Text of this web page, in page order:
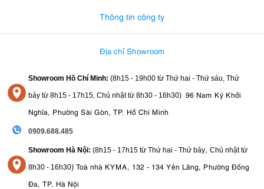
Thông tin công ty
Địa chỉ Showroom
Showroom Hồ Chí Minh: (8h15 - 19h00 từ Thứ hai - Thứ sáu, Thứ
bảy từ 8h15 - 17h15, Chủ nhật từ 8h30 - 16h30) 96 Nam Kỳ Khởi
Nghĩa, Phường Sài Gòn, TP. Hồ Chí Minh
0909.688.485
Showroom Hà Nội: (8h15 - 17h15 từ Thứ hai - Thứ bảy, Chủ nhật từ
8h30 - 16h30) Toà nhà KYMA, 132 - 134 Yên Lãng, Phường Đống
Đa, TP. Hà Nội